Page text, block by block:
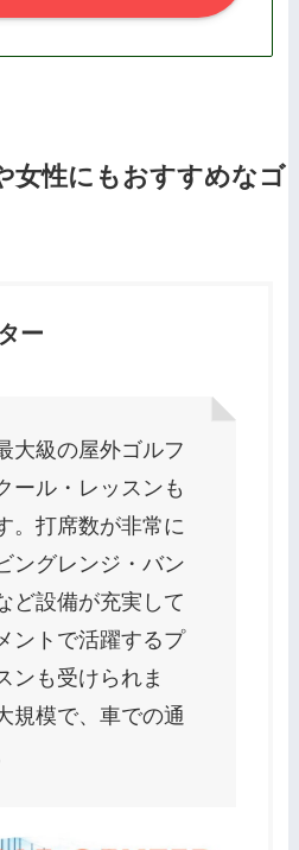
女性にもおすすめなゴ
ー
大級の屋外ゴルフ
ール・レッスンも
。打席数が非常に
ングレンジ・バン
ど設備が充実して
ントで活躍するプ
ンも受けられま
規模で、車での通